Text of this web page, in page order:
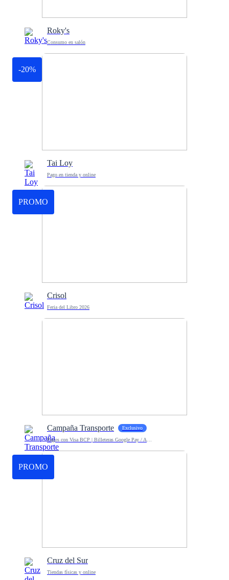
Roky's
Consumo en salón
-20%
Tai Loy
Pago en tienda y online
PROMO
Crisol
Feria del Libro 2026
Campaña Transporte Exclusivo
PROMO
Cruz del Sur
Tiendas físicas y online